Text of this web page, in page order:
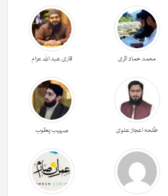
محمد حماد اثری قاری عبد اللہ عزام
طلحہ اعجاز علوی صہیب یعقوب